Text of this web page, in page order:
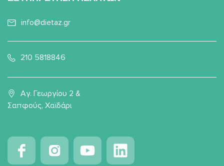
info@dietaz.gr
210 5818846
Αγ. Γεωργίου 2 &
Σαπφούς, Χαϊδάρι